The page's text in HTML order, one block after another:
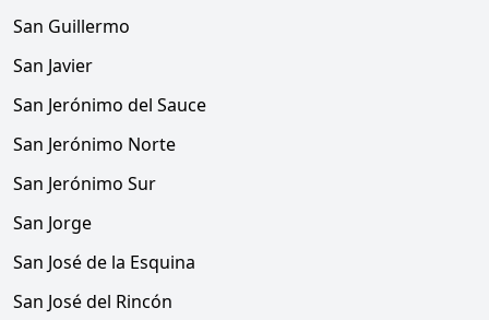
San Guillermo
San Javier
San Jerónimo del Sauce
San Jerónimo Norte
San Jerónimo Sur
San Jorge
San José de la Esquina
San José del Rincón